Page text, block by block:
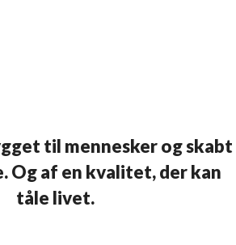
til mennesker og skabt
Og af en kvalitet, der kan
tåle livet.